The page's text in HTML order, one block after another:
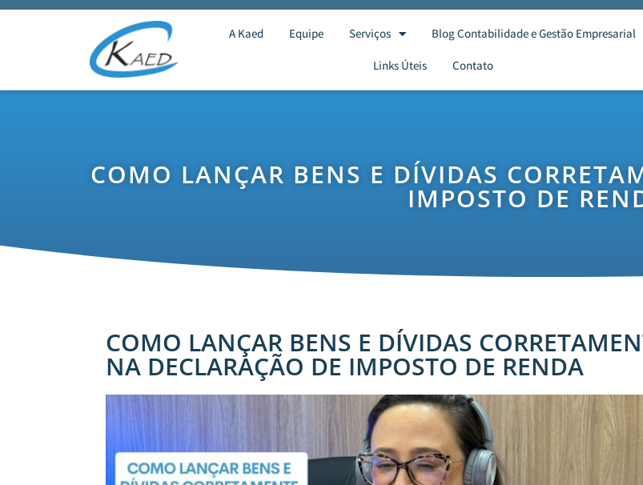
A Kaed Equipe Serviços Blog Contabilidade e Gestão Empresarial
Links Úteis Contato
COMO LANÇAR BENS E DÍVIDAS
IMPOSTO DE
COMO LANÇAR BENS E DÍVIDAS
NA DECLARAÇÃO DE IMPOSTO DE RENDA